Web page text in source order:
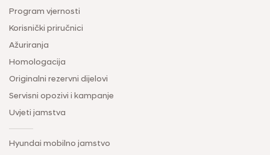
Program vjernosti
Korisnički priručnici
Ažuriranja
Homologacija
Originalni rezervni dijelovi
Servisni opozivi i kampanje
Uvjeti jamstva
Hyundai mobilno jamstvo